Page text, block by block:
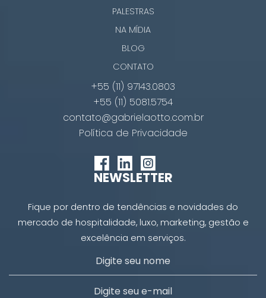
PALESTRAS
NA MÍDIA
BLOG
CONTATO
+55 (11) 97143.0803
+55 (11) 5081.5754
contato@gabrielaotto.com.br
Política de Privacidade
NEWSLETTER
Fique por dentro de tendências e novidades do
mercado de hospitalidade, luxo, marketing, gestão e
excelência em serviços.